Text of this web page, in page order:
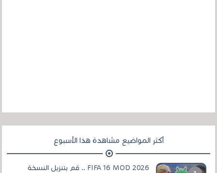
أكثر المواضيع مشاهدة هذا الأسبوع
FIFA 16 MOD 2026 .. قم بتنزيل النسخة